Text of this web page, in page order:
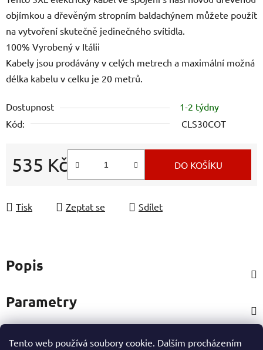
Tento web používá soubory cookie. Dalším procházením
objímkou a dřevěným stropním baldachýnem můžete použít
na vytvoření skutečně jedinečného svítidla.
100% Vyrobený v Itálii
Kabely jsou prodávány v celých metrech a maximální možná
délka kabelu v celku je 20 metrů.
Dostupnost
1-2 týdny
Kód:
CLS30COT
535 Kč DO KOŠÍKU
Tisk Zeptat se Sdílet
Popis
Parametry